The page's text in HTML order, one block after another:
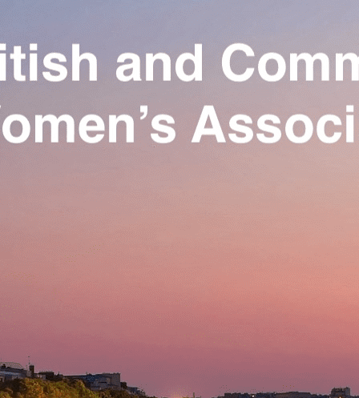
Exporter uniquement les colonnes affichées
Ajoutez un logo, un bouton, des réseaux sociaux
Our Association
Activities
Join us
?>